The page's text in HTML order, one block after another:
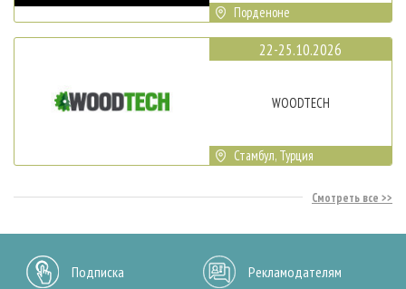
Порденоне
22-25.10.2026
WOODTECH
Стамбул, Турция
Смотреть все
Подписка Рекламодателям